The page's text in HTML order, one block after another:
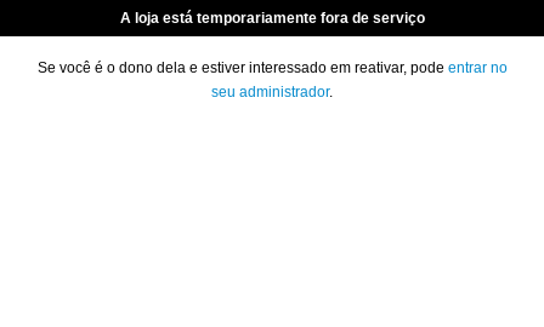
A loja está temporariamente fora de serviço
Se você é o dono dela e estiver interessado em reativar, pode entrar no
seu administrador.